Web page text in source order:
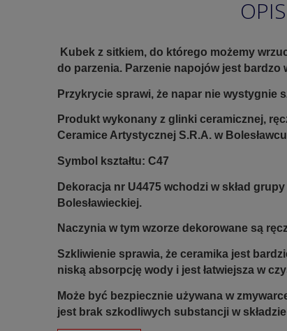
OPIS
Kubek z sitkiem, do którego możemy
do parzenia. Parzenie napojów jest bardzo
Przykrycie sprawi, że napar nie wystygnie
Produkt wykonany z glinki ceramicznej,
Ceramice Artystycznej S.R.A. w
Symbol kształtu: C47
Dekoracja nr U4475 wchodzi w skład
Bolesławieckiej.
Naczynia w tym wzorze dekorowane są
Szkliwienie sprawia, że ceramika jest
niską absorpcję wody i jest łatwiejsza w
Może być bezpiecznie używana w
jest brak szkodliwych substancji w